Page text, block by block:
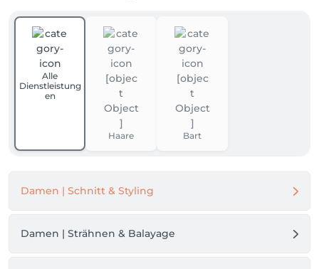
Alle
Dienstleistung
en
Haare Bart
Damen | Schnitt & Styling
Damen | Strähnen & Balayage